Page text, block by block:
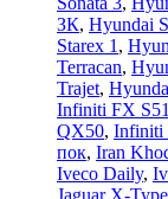
ЗК, Hyundai
Starex 1 ,
Terracan,
Trajet,
Infiniti FX S51
QX50, Infiniti
пок, Iran
Iveco Daily,
Jaguar X-Type